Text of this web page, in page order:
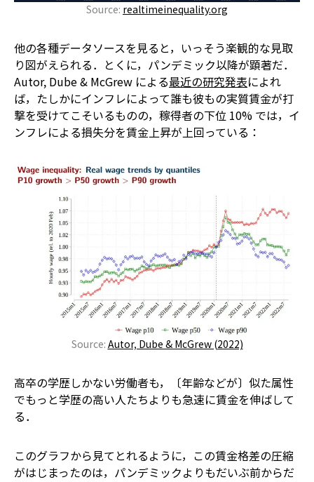
Source: realtimeinequality.org
他の各種データソースを見ると，いっそう楽観的な見取
り図がえられる．とくに，パンデミック以降が顕著だ．
Autor, Dube & McGrew による最近の研究発表によれ
ば，たしかにインフレによって誰も彼もの実質賃金が打
撃を受けてこそいるものの，稼得者の下位 10% では，イ
ンフレによる損失分を賃金上昇が上回っている：
Source: Autor, Dube & McGrew (2022)
高卒の学歴しかない労働者も，〔年齢などが〕似た属性
でもっと学歴の高い人たちよりも急速に賃金を伸ばして
る．
このグラフから見てとれるように，この賃金格差の圧縮
がはじまったのは，パンデミックよりもだいぶ前からだ